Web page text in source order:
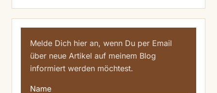
Melde Dich hier an, wenn Du per Email
über neue Artikel auf meinem Blog
informiert werden möchtest.
Name